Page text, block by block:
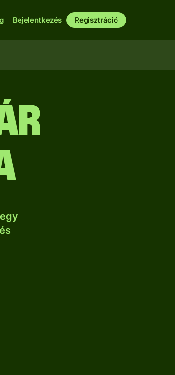
Bejelentkezés Regisztráció